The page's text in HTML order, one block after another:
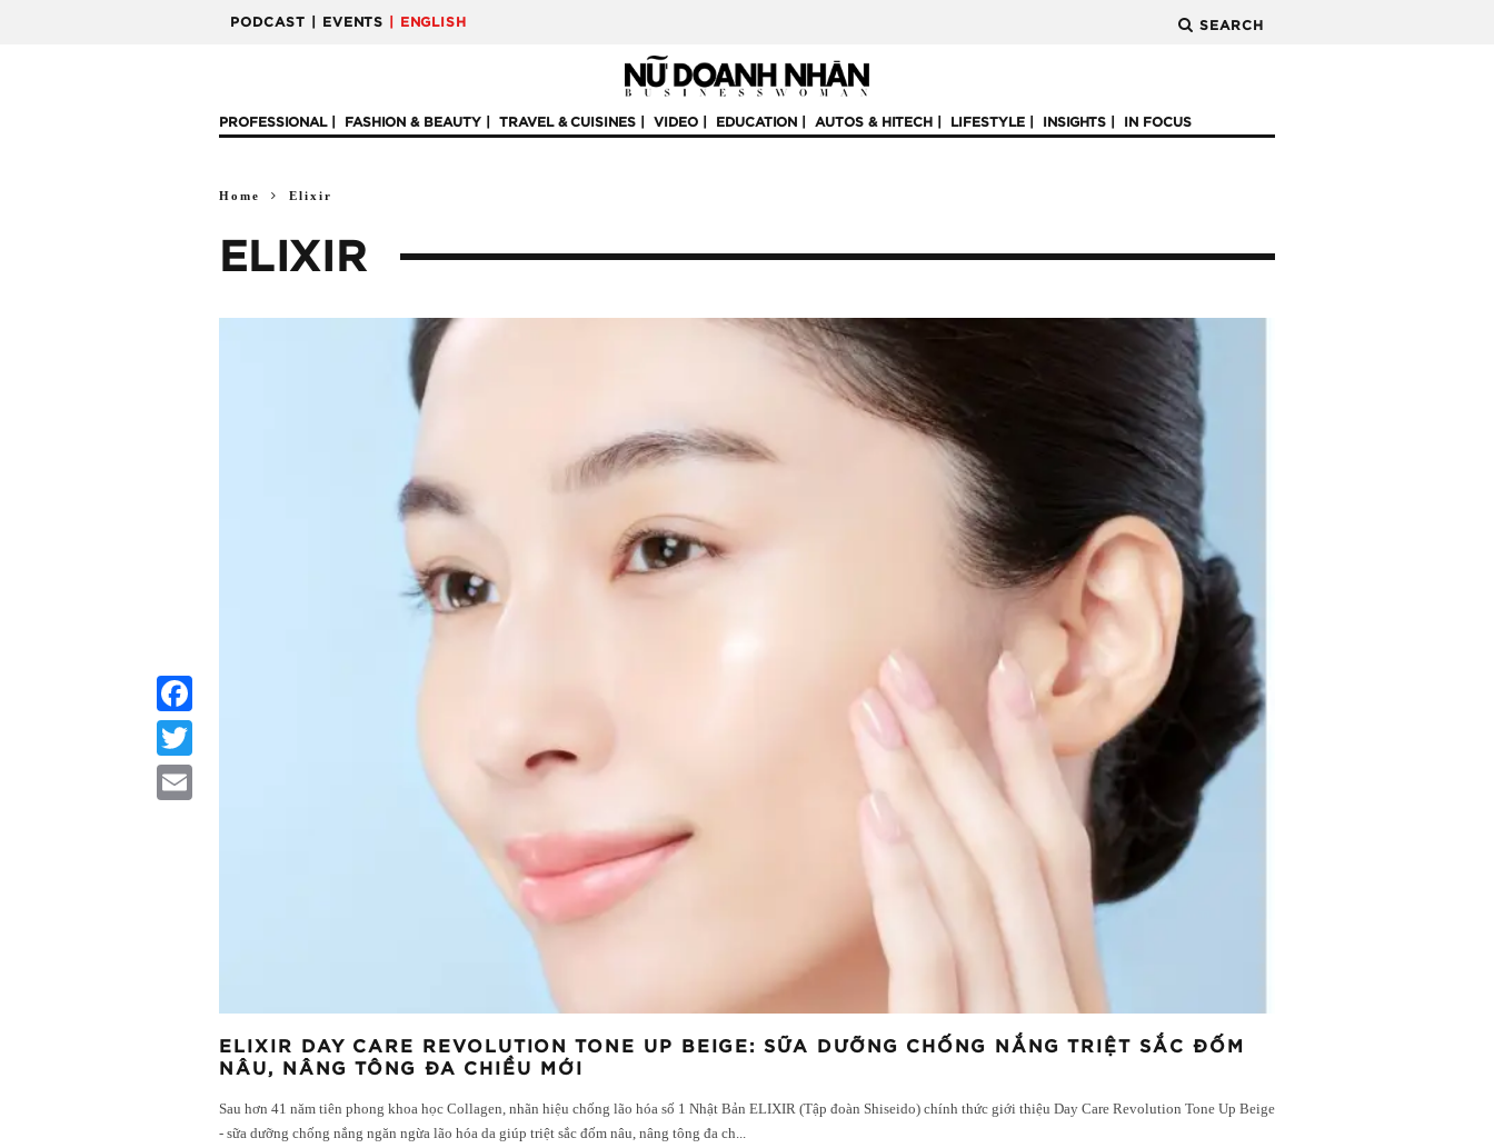
PODCAST | EVENTS | ENGLISH SEARCH
PROFESSIONAL FASHION & BEAUTY TRAVEL & CUISINES VIDEO EDUCATION AUTOS & HITECH LIFESTYLE INSIGHTS IN FOCUS
Home Elixir
ELIXIR
ELIXIR DAY CARE REVOLUTION TONE UP BEIGE: SỮA DƯỠNG CHỐNG NẮNG TRIỆT SẮC ĐỐM
NÂU, NÂNG TÔNG ĐA CHIỀU MỚI
Sau hơn 41 năm tiên phong khoa học Collagen, nhãn hiệu chống lão hóa số 1 Nhật Bản ELIXIR (Tập đoàn Shiseido) chính thức giới thiệu Day Care Revolution Tone Up Beige
- sữa dưỡng chống nắng ngăn ngừa lão hóa da giúp triệt sắc đốm nâu, nâng tông đa ch...
Facebook
Twitter